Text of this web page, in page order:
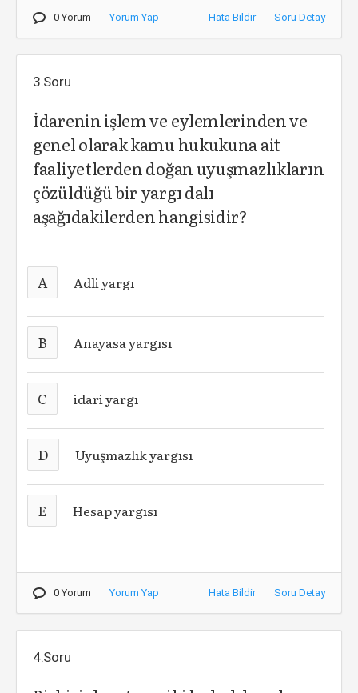
0 Yorum Yorum Yap Hata Bildir Soru Detay
3.Soru
İdarenin işlem ve eylemlerinden ve
genel olarak kamu hukukuna ait
faaliyetlerden doğan uyuşmazlıkların
çözüldüğü bir yargı dalı
aşağıdakilerden hangisidir?
A Adli yargı
B Anayasa yargısı
C idari yargı
D Uyuşmazlık yargısı
E Hesap yargısı
0 Yorum Yorum Yap Hata Bildir Soru Detay
4.Soru